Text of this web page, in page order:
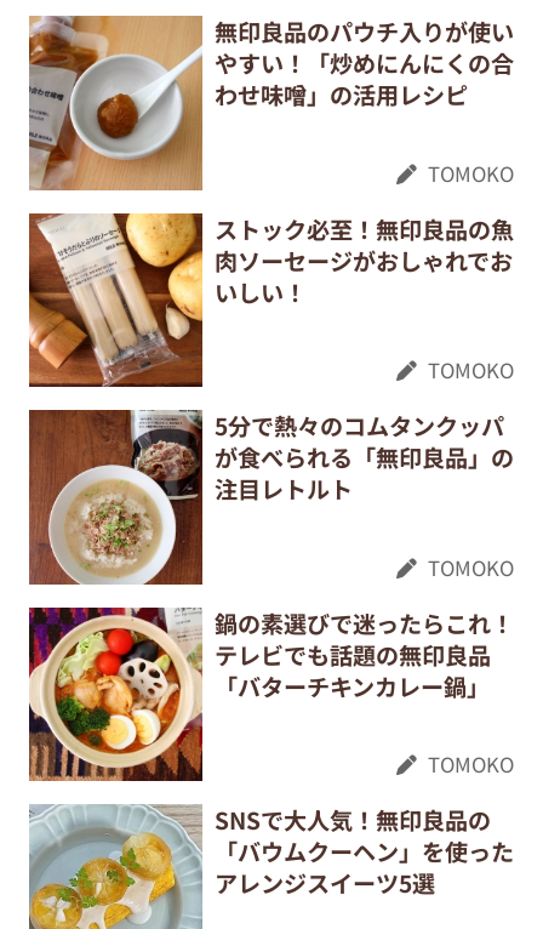
無印良品のパウチ入りが使い
やすい！「炒めにんにくの合
わせ味噌」の活用レシピ
TOMOKO
ストック必至！無印良品の魚
肉ソーセージがおしゃれでお
いしい！
TOMOKO
5分で熱々のコムタンクッパ
が食べられる「無印良品」の
注目レトルト
TOMOKO
鍋の素選びで迷ったらこれ！
テレビでも話題の無印良品
「バターチキンカレー鍋」
TOMOKO
SNSで大人気！無印良品の
「バウムクーヘン」を使った
アレンジスイーツ5選